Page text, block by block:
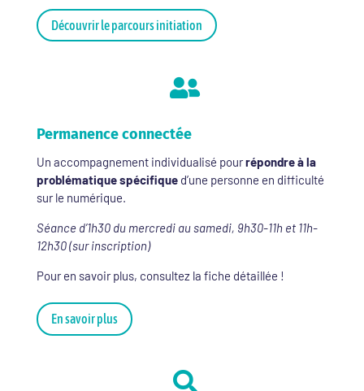
Découvrir le parcours initiation

Permanence connectée
Un accompagnement individualisé pourrépondre à la
problématique spécifique d’une personne en difficulté
sur le numérique.
Séance d’1h30 du mercredi au samedi, 9h30-11h et 11h-
12h30 (sur inscription)
Pour en savoir plus, consultez la fiche détaillée !
En savoir plus
